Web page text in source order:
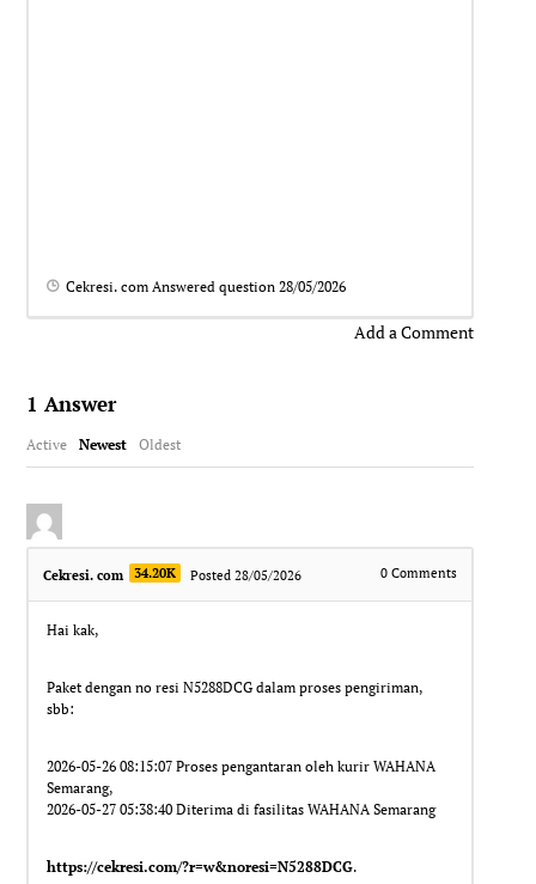
Cekresi. com Answered question 28/05/2026
Add a Comment
1 Answer
Active Newest Oldest
Cekresi. com 34.20K Posted 28/05/2026 0Comments
Hai kak,
Paket dengan no resi N5288DCG dalam proses pengiriman,
sbb:
2026-05-26 08:15:07 Proses pengantaran oleh kurir WAHANA
Semarang,
2026-05-27 05:38:40 Diterima di fasilitas WAHANA Semarang
https://cekresi.com/?r=w&noresi=N5288DCG.